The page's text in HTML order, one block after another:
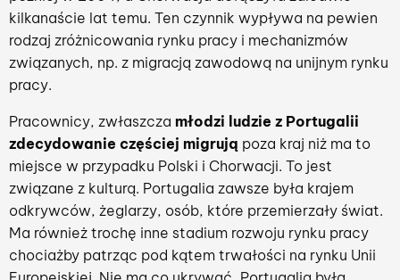
kilkanaście lat temu. Ten czynnik wypływa na pewien
rodzaj zróżnicowania rynku pracy i mechanizmów
związanych, np. z migracją zawodową na unijnym rynku
pracy.
Pracownicy, zwłaszcza młodzi ludzie z Portugalii
zdecydowanie częściej migrują poza kraj niż ma to
miejsce w przypadku Polski i Chorwacji. To jest
związane z kulturą. Portugalia zawsze była krajem
odkrywców, żeglarzy, osób, które przemierzały świat.
Ma również trochę inne stadium rozwoju rynku pracy
chociażby patrząc pod kątem trwałości na rynku Unii